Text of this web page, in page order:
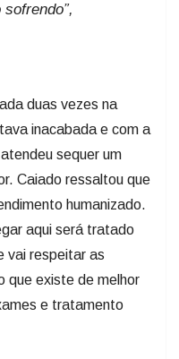
duas vezes na
inacabada e com a
sequer um
Caiado ressaltou que
humanizado.
aqui será tratado
vai respeitar as
que existe de melhor
e tratamento